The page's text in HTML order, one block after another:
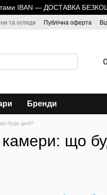
IBAN — ДОСТАВКА
та огляди Публічна оферта
Бренди
буде далі?
що